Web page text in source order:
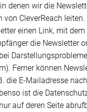
denen wir die
von CleverReach
einen Link, mit dem
die Newsletter
Ferner können
die E-Mailadresse
ist die
auf deren Seite